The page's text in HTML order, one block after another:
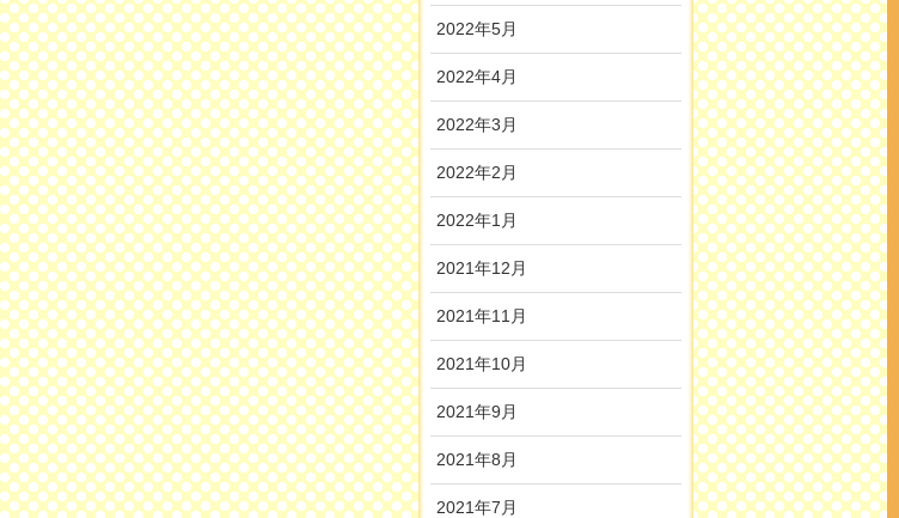
2022年5月
2022年4月
2022年3月
2022年2月
2022年1月
2021年12月
2021年11月
2021年10月
2021年9月
2021年8月
2021年7月